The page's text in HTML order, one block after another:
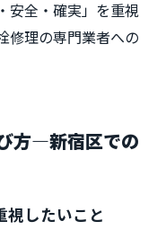
安全・確実」を重視
修理の専門業者への
方―新宿区での
視したいこと